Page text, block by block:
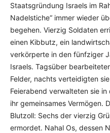
Staatsgründung Israels im
Nadelstiche“ immer wieder
begehen. Vierzig Soldaten
einen Kibbutz, ein
verkörperte in den fünfziger
Israels. Tagsüber
Felder, nachts verteidigten
Feierabend verwalteten sie
ihr gemeinsames Vermögen.
Blutzoll: Sechs der vierzig
ermordet. Nahal Os, dessen